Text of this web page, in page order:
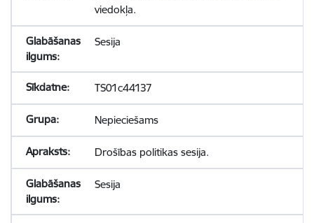
viedokļa.
Sesija
TS01c44137
Nepieciešams
Drošības politikas sesija.
Sesija